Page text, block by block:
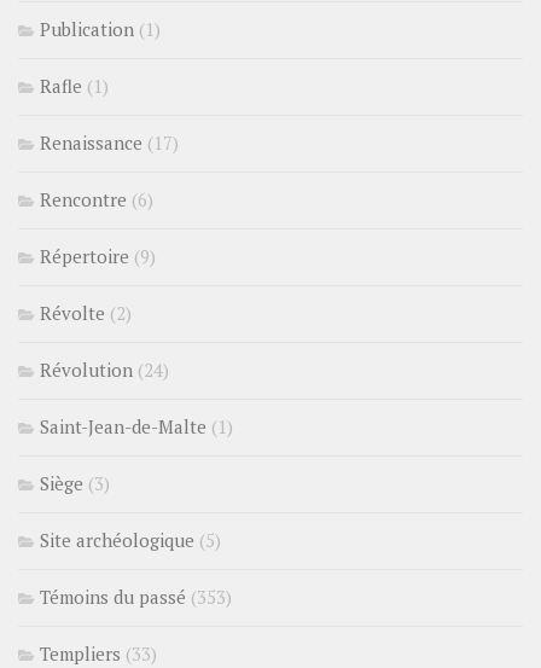
Publication (1)
Rafle (1)
Renaissance (17)
Rencontre (6)
Répertoire (9)
Révolte (2)
Révolution (24)
Saint-Jean-de-Malte (1)
Siège (3)
Site archéologique (5)
Témoins du passé (353)
Templiers (33)